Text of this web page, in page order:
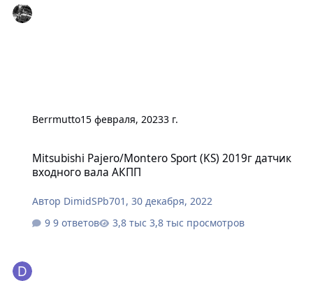
Berrmutto15 февраля, 20233 г.
Mitsubishi Pajero/Montero Sport (KS) 2019г датчик
входного вала АКПП
Автор DimidSPb701 ,30 декабря, 2022
9 ответов
3,8 тыс просмотров